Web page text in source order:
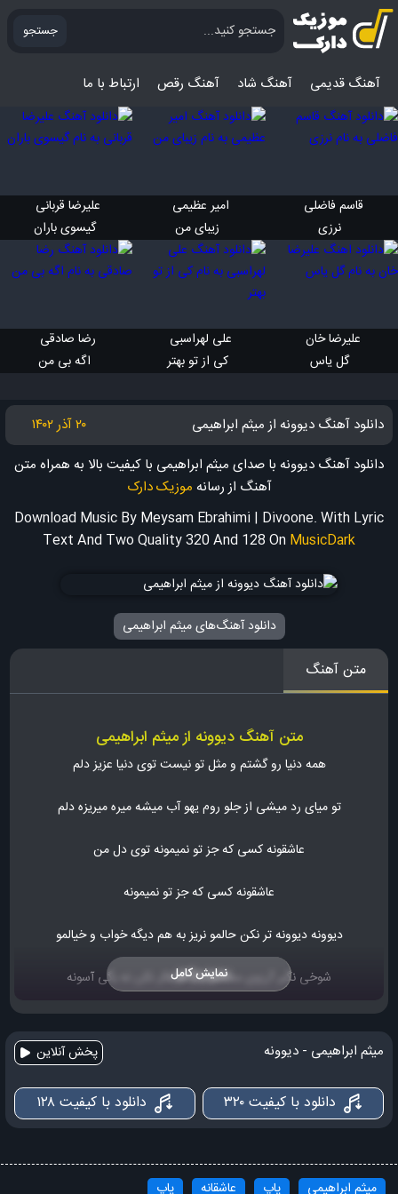
جستجو
آهنگ قدیمی آهنگ‌ شاد آهنگ رقص ارتباط با ما
قاسم فاضلی
نرزی
امیر عظیمی
زیبای من
علیرضا قربانی
گیسوی باران
علیرضا خان
گل یاس
علی لهراسبی
کی از تو بهتر
رضا صادقی
اگه بی من
دانلود آهنگ دیوونه از میثم ابراهیمی
۲۰ آذر ۱۴۰۲
دانلود آهنگ دیوونه با صدای میثم ابراهیمی با کیفیت بالا به همراه متن
آهنگ از رسانه موزیک دارک
Download Music By Meysam Ebrahimi | Divoone. With Lyric
Text And Two Quality 320 And 128 On MusicDark
دانلود آهنگ‌های میثم ابراهیمی
متن آهنگ
متن آهنگ دیوونه از میثم ابراهیمی
همه دنیا رو گشتم و مثل تو نیست توی دنیا عزیز دلم
تو میای رد میشی از جلو روم یهو آب میشه میره میریزه دلم
عاشقونه کسی که جز تو نمیمونه توی دل من
عاشقونه کسی که جز تو نمیمونه
دیوونه دیوونه تر نکن حالمو نریز به هم دیگه خواب و خیالمو
شوخی نگیر آرزوی محالمو نگو نه فکر نکن نه بگی آسونه
نگو نه نه دیوونه
دیوونه دیوونه بازیتو دوست دارم نذار این حس بره گم بشه این بارم
نگو نه فکر نکن نه بگی آسونه
نمایش کامل
میثم ابراهیمی - دیوونه پخش آنلاین
دانلود با کیفیت ۳۲۰ دانلود با کیفیت ۱۲۸
میثم ابراهیمی پاپ عاشقانه پاپ